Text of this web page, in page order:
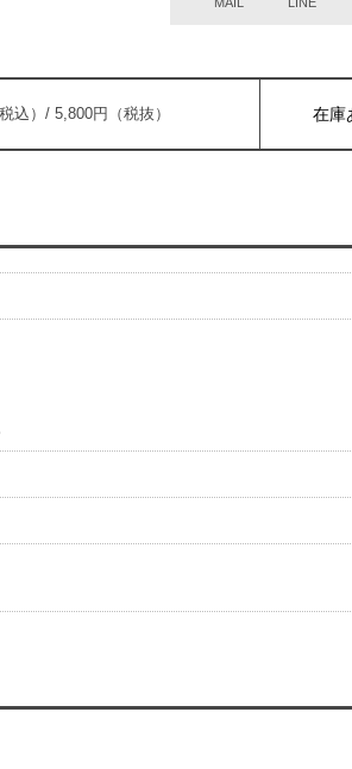
込）/ 5,800円（税抜） 在庫